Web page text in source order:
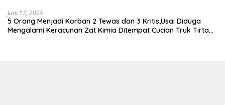
Juni 17, 2025
5 Orang Menjadi Korban 2 Tewas dan 3 Kritis,Usai Diduga
Mengalami Keracunan Zat Kimia Ditempat Cucian Truk Tirta